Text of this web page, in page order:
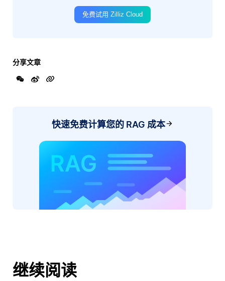
免费试用 Zilliz Cloud
分享文章
快速免费计算您的 RAG 成本
继续阅读